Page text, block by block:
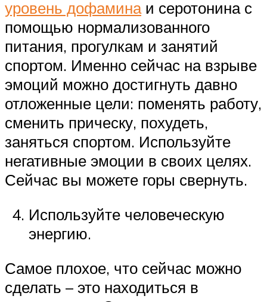
уровень дофаминаи серотонина с
помощью нормализованного
питания, прогулкам и занятий
спортом. Именно сейчас на взрыве
эмоций можно достигнуть давно
отложенные цели: поменять работу,
сменить прическу, похудеть,
заняться спортом. Используйте
негативные эмоции в своих целях.
Сейчас вы можете горы свернуть.
Используйте человеческую
энергию.
Самое плохое, что сейчас можно
сделать – это находиться в